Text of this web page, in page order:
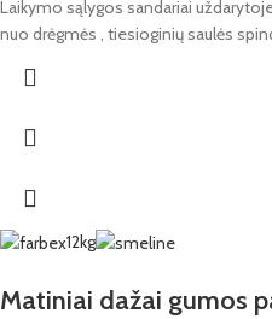
Laikymo sąlygos sandariai
nuo drėgmės , tiesioginių saulės
12kg
Matiniai dažai gumos